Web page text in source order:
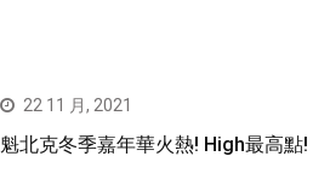
22 11 月, 2021
魁北克冬季嘉年華火熱! High最高點!